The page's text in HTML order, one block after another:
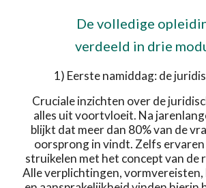
De volledige
verdeeld in drie
1) Eerste namiddag: de
Cruciale inzichten over de
alles uit voortvloeit. Na
blijkt dat meer dan 80% van de
oorsprong in vindt. Zelfs
struikelen met het concept van de
Alle verplichtingen, vormvereisten,